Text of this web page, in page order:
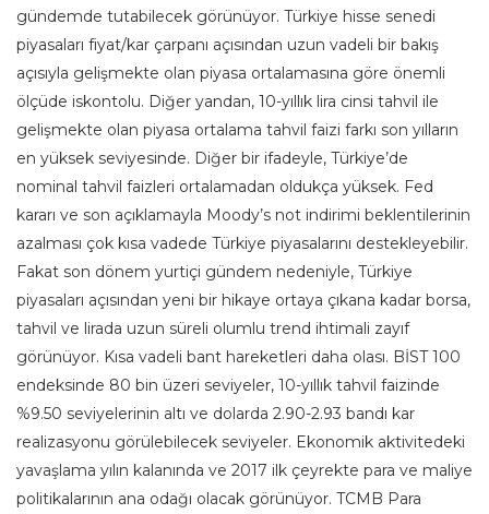
gündemde tutabilecek görünüyor. Türkiye hisse senedi
piyasaları fiyat/kar çarpanı açısından uzun vadeli bir bakış
açısıyla gelişmekte olan piyasa ortalamasına göre önemli
ölçüde iskontolu. Diğer yandan, 10-yıllık lira cinsi tahvil ile
gelişmekte olan piyasa ortalama tahvil faizi farkı son yılların
en yüksek seviyesinde. Diğer bir ifadeyle, Türkiye’de
nominal tahvil faizleri ortalamadan oldukça yüksek. Fed
kararı ve son açıklamayla Moody’s not indirimi beklentilerinin
azalması çok kısa vadede Türkiye piyasalarını destekleyebilir.
Fakat son dönem yurtiçi gündem nedeniyle, Türkiye
piyasaları açısından yeni bir hikaye ortaya çıkana kadar borsa,
tahvil ve lirada uzun süreli olumlu trend ihtimali zayıf
görünüyor. Kısa vadeli bant hareketleri daha olası. BİST 100
endeksinde 80 bin üzeri seviyeler, 10-yıllık tahvil faizinde
%9.50 seviyelerinin altı ve dolarda 2.90-2.93 bandı kar
realizasyonu görülebilecek seviyeler. Ekonomik aktivitedeki
yavaşlama yılın kalanında ve 2017 ilk çeyrekte para ve maliye
politikalarının ana odağı olacak görünüyor. TCMB Para